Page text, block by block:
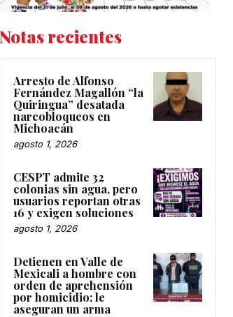
Notas recientes
Arresto de Alfonso
Fernández Magallón “la
Quiringua” desatada
narcobloqueos en
Michoacán
agosto 1, 2026
CESPT admite 32
colonias sin agua, pero
usuarios reportan otras
16 y exigen soluciones
agosto 1, 2026
Detienen en Valle de
Mexicali a hombre con
orden de aprehensión
por homicidio; le
aseguran un arma